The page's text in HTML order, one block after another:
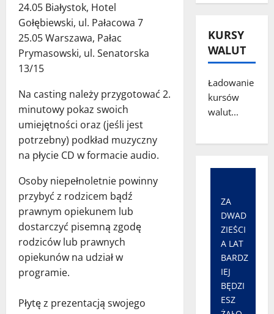
24.05 Białystok, Hotel
Gołębiewski, ul. Pałacowa 7
25.05 Warszawa, Pałac
Prymasowski, ul. Senatorska
13/15
Na casting należy przygotować 2.
minutowy pokaz swoich
umiejętności oraz (jeśli jest
potrzebny) podkład muzyczny
na płycie CD w formacie audio.
Osoby niepełnoletnie powinny
przybyć z rodzicem bądź
prawnym opiekunem lub
dostarczyć pisemną zgodę
rodziców lub prawnych
opiekunów na udział w
programie.
Płytę z prezentacją swojego
KURSY
WALUT
Ładowanie
kursów
walut...
ZA
DWAD
ZIEŚCI
A LAT
BARDZ
IEJ
BĘDZI
ESZ